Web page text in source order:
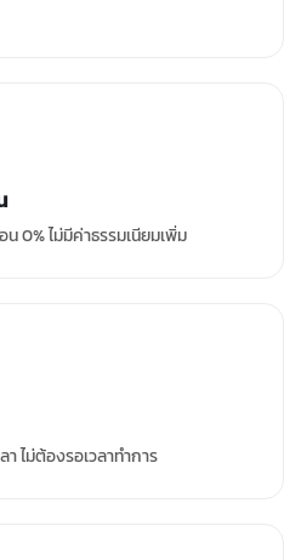
0% ไม่มีค่าธรรมเนียมเพิ่ม
ไม่ต้องรอเวลาทำการ